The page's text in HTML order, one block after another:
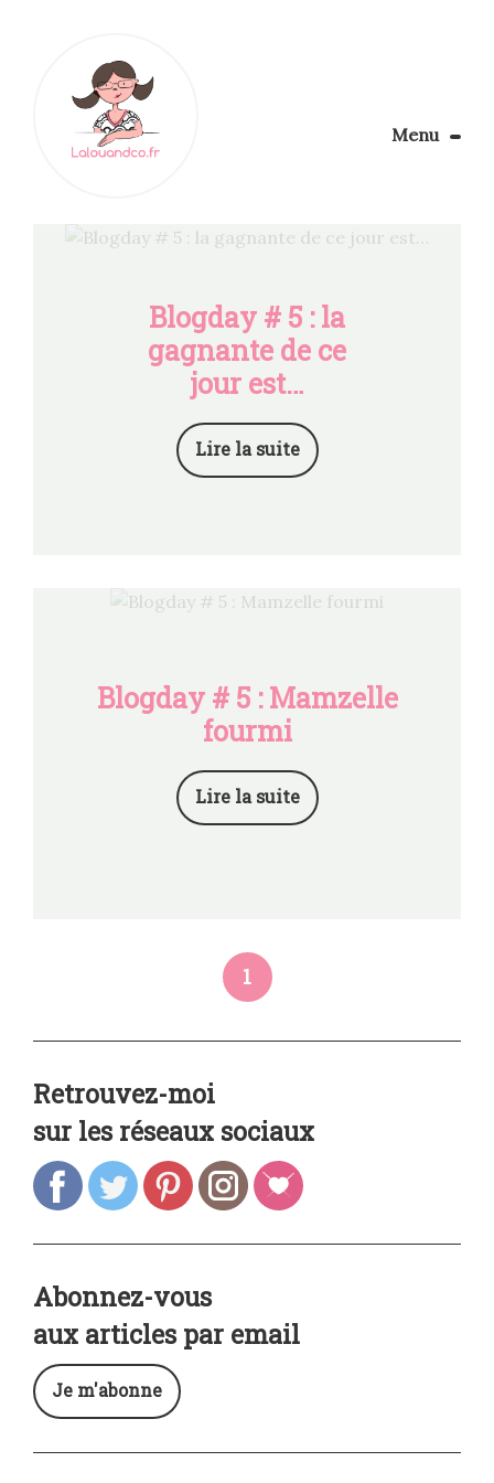
Menu
Apprendre la couture
Blogday # 5 : la
gagnante de ce
jour est…
Lire la suite
Blogday # 5 : Mamzelle
fourmi
Lire la suite
1
Retrouvez-moi
sur les réseaux sociaux
Abonnez-vous
aux articles par email
Je m'abonne